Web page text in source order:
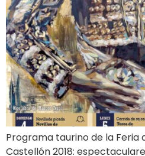
Programa taurino de la Feria
Castellón 2018: